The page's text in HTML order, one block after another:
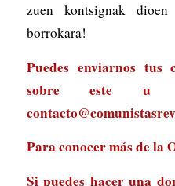
zuen kontsignak
borrokara!
Puedes enviarnos tus
sobre este u
Para conocer más de la
Si puedes hacer una